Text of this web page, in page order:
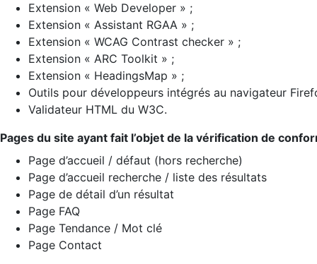
Extension « Web Developer » ;
Extension « Assistant RGAA » ;
Extension « WCAG Contrast checker » ;
Extension « ARC Toolkit » ;
Extension « HeadingsMap » ;
Outils pour développeurs intégrés au navigateur
Validateur HTML du W3C.
Pages du site ayant fait l’objet de la vérification de
Page d’accueil / défaut (hors recherche)
Page d’accueil recherche / liste des résultats
Page de détail d’un résultat
Page FAQ
Page Tendance / Mot clé
Page Contact